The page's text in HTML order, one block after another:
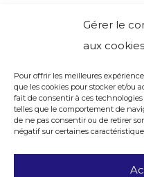
Gérer le
aux cookies
Pour offrir les meilleures
que les cookies pour stocker et/ou
fait de consentir à ces
telles que le comportement de
de ne pas consentir ou de retirer
négatif sur certaines